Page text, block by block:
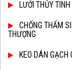
LƯỚI THỦY
CHỐNG THẤM
THƯỢNG
KEO DÁN GẠCH